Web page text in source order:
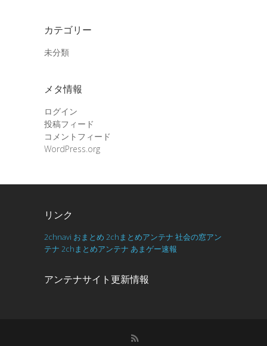
カテゴリー
未分類
メタ情報
ログイン
投稿フィード
コメントフィード
WordPress.org
リンク
2chnavi おまとめ 2chまとめアンテナ 社会の窓アン
テナ 2chまとめアンテナ あまゲー速報
アンテナサイト更新情報